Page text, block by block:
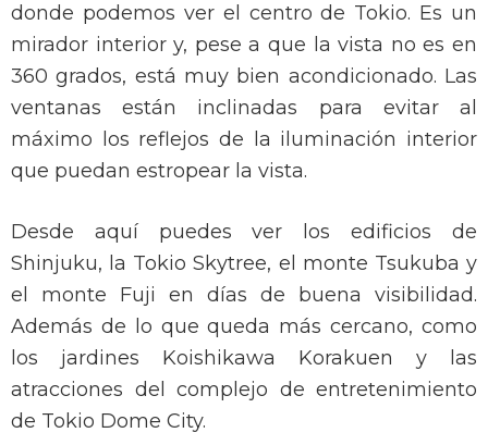
donde podemos ver el centro de Tokio. Es un
mirador interior y, pese a que la vista no es en
360 grados, está muy bien acondicionado. Las
ventanas están inclinadas para evitar al
máximo los reflejos de la iluminación interior
que puedan estropear la vista.
Desde aquí puedes ver los edificios de
Shinjuku, la Tokio Skytree, el monte Tsukuba y
el monte Fuji en días de buena visibilidad.
Además de lo que queda más cercano, como
los jardines Koishikawa Korakuen y las
atracciones del complejo de entretenimiento
de Tokio Dome City.